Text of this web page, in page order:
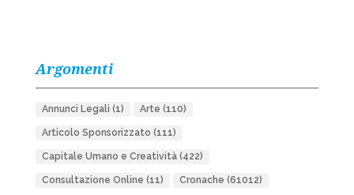
Argomenti
Annunci Legali (1) Arte (110)
Articolo Sponsorizzato (111)
Capitale Umano e Creatività(422)
Consultazione Online (11) Cronache (61012)